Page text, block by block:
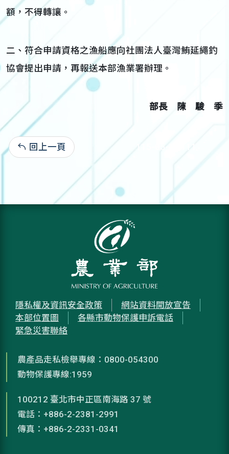
額，不得轉讓。
二、符合申請資格之漁船應向社團法人臺灣鮪延繩釣
協會提出申請，再報送本部漁業署辦理。
部長 陳 駿 季
回上一頁 115-05-12:111
隱私權及資訊安全政策
網站資料開放宣告
本部位置圖
各縣市動物保護申訴電話
緊急災害聯絡
農產品走私檢舉專線：0800-054300
動物保護專線:1959
100212 臺北市中正區南海路 37 號
電話：+886-2-2381-2991
傳真：+886-2-2331-0341